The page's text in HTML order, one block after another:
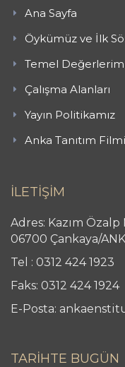
Ana Sayfa
Öykümüz ve İlk
Temel
Çalışma Alanları
Yayın Politikamız
Anka Tanıtım Filmi
İLETİŞİM
Adres: Kazım
06700 Çankaya/
Tel : 0312 424 1923
Faks: 0312 424 1924
E-Posta:
TARİHTE BUGÜN